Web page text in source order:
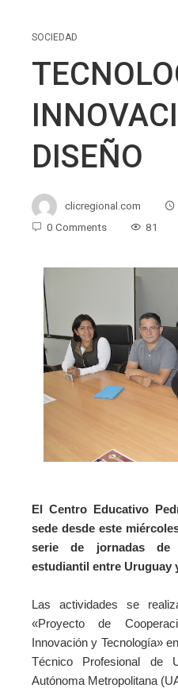
SOCIEDAD
DISEÑO
clicregional.com
0 Comments
81
El Centro Educativo
sede desde este
serie de jornadas de
estudiantil entre Uruguay
Las actividades se
«Proyecto de
Innovación y Tecnología»
Técnico Profesional de
Autónoma Metropolitana